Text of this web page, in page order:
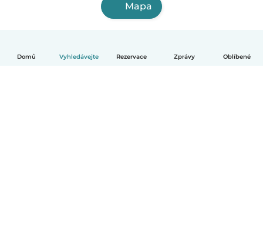
Domů Vyhledávejte Rezervace Zprávy Oblíbené
Mapa